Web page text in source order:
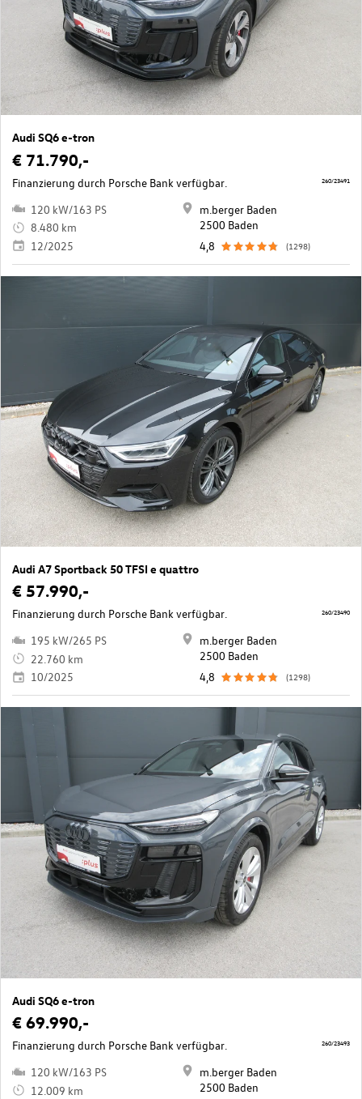
Audi SQ6 e-tron
€ 71.790,-
Finanzierung durch Porsche Bank verfügbar.
120 kW/163 PS
8.480 km
12/2025
m.berger Baden
2500 Baden
4,8
(1298)
260/23491
Audi A7 Sportback 50 TFSI e quattro
€ 57.990,-
Finanzierung durch Porsche Bank verfügbar.
195 kW/265 PS
22.760 km
10/2025
m.berger Baden
2500 Baden
4,8
(1298)
260/23490
Audi SQ6 e-tron
€ 69.990,-
Finanzierung durch Porsche Bank verfügbar.
120 kW/163 PS
12.009 km
m.berger Baden
2500 Baden
260/23493